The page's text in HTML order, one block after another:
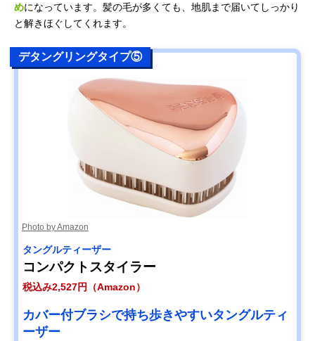
めになっています。髪の毛が多くても、地肌まで届いてしっかり
と解きほぐしてくれます。
デタングリングタイプ⑤
Photo by Amazon
タングルティーザー
コンパクトスタイラー
税込み2,527円（Amazon）
カバー付ブラシで持ち歩きやすいタングルティ
ーザー